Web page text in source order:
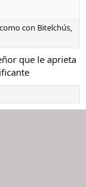
con Bitelchús,
que le aprieta